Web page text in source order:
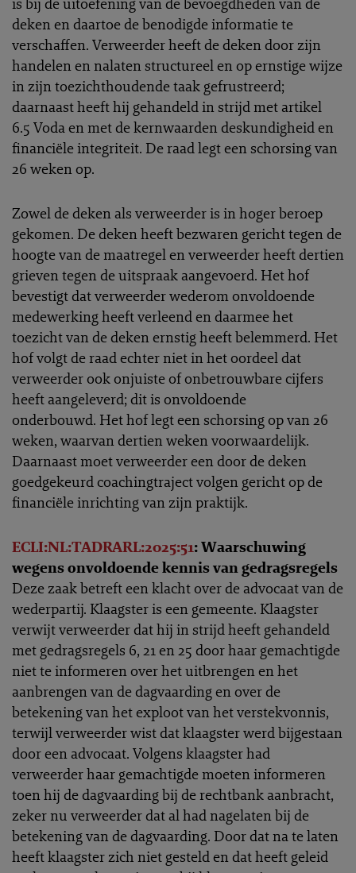
deken en daartoe de benodigde informatie te
verschaffen. Verweerder heeft de deken door zijn
handelen en nalaten structureel en op ernstige wijze
in zijn toezichthoudende taak gefrustreerd;
daarnaast heeft hij gehandeld in strijd met artikel
6.5 Voda en met de kernwaarden deskundigheid en
financiële integriteit. De raad legt een schorsing van
26 weken op.
Zowel de deken als verweerder is in hoger beroep
gekomen. De deken heeft bezwaren gericht tegen de
hoogte van de maatregel en verweerder heeft dertien
grieven tegen de uitspraak aangevoerd. Het hof
bevestigt dat verweerder wederom onvoldoende
medewerking heeft verleend en daarmee het
toezicht van de deken ernstig heeft belemmerd. Het
hof volgt de raad echter niet in het oordeel dat
verweerder ook onjuiste of onbetrouwbare cijfers
heeft aangeleverd; dit is onvoldoende
onderbouwd. Het hof legt een schorsing op van 26
weken, waarvan dertien weken voorwaardelijk.
Daarnaast moet verweerder een door de deken
goedgekeurd coachingtraject volgen gericht op de
financiële inrichting van zijn praktijk.
ECLI:NL:TADRARL:2025:51: Waarschuwing
wegens onvoldoende kennis van gedragsregels
Deze zaak betreft een klacht over de advocaat van de
wederpartij. Klaagster is een gemeente. Klaagster
verwijt verweerder dat hij in strijd heeft gehandeld
met gedragsregels 6, 21 en 25 door haar gemachtigde
niet te informeren over het uitbrengen en het
aanbrengen van de dagvaarding en over de
betekening van het exploot van het verstekvonnis,
terwijl verweerder wist dat klaagster werd bijgestaan
door een advocaat. Volgens klaagster had
verweerder haar gemachtigde moeten informeren
toen hij de dagvaarding bij de rechtbank aanbracht,
zeker nu verweerder dat al had nagelaten bij de
betekening van de dagvaarding. Door dat na te laten
heeft klaagster zich niet gesteld en dat heeft geleid